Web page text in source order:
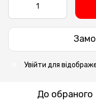
Увійти для
До обраного